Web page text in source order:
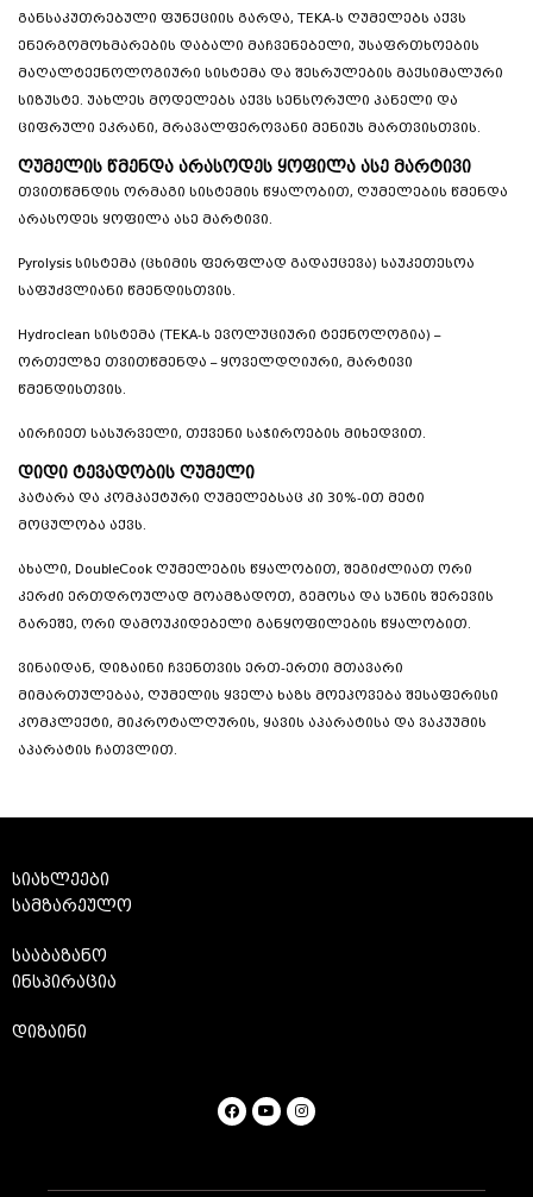
განსაკუთრებული ფუნქციის გარდა, TEKA-ს ღუმელებს აქვს
ენერგომოხმარების დაბალი მაჩვენებელი, უსაფრთხოების
მაღალტექნოლოგიური სისტემა და შესრულების მაქსიმალური
სიზუსტე. უახლეს მოდელებს აქვს სენსორული პანელი და
ციფრული ეკრანი, მრავალფეროვანი მენიუს მართვისთვის.
ღუმელის წმენდა არასოდეს ყოფილა ასე მარტივი
თვითწმნდის ორმაგი სისტემის წყალობით, ღუმელების წმენდა
არასოდეს ყოფილა ასე მარტივი.
Pyrolysis სისტემა (ცხიმის ფერფლად გადაქცევა) საუკეთესოა
საფუძვლიანი წმენდისთვის.
Hydroclean სისტემა (TEKA-ს ევოლუციური ტექნოლოგია) –
ორთქლზე თვითწმენდა – ყოველდღიური, მარტივი
წმენდისთვის.
აირჩიეთ სასურველი, თქვენი საჭიროების მიხედვით.
დიდი ტევადობის ღუმელი
პატარა და კომპაქტური ღუმელებსაც კი 30%-ით მეტი
მოცულობა აქვს.
ახალი, DoubleCook ღუმელების წყალობით, შეგიძლიათ ორი
კერძი ერთდროულად მოამზადოთ, გემოსა და სუნის შერევის
გარეშე, ორი დამოუკიდებელი განყოფილების წყალობით.
ვინაიდან, დიზაინი ჩვენთვის ერთ-ერთი მთავარი
მიმართულებაა, ღუმელის ყველა ხაზს მოეპოვება შესაფერისი
კომპლექტი, მიკროტალღურის, ყავის აპარატისა და ვაკუუმის
აპარატის ჩათვლით.
სიახლეები
სამზარეულო
სააბაზანო
ინსპირაცია
დიზაინი